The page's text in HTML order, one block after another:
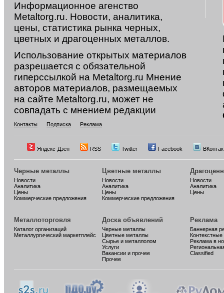
Информационное агенство
Metaltorg.ru. Новости, аналитика,
цены, статистика рынка черных,
цветных и драгоценных металлов.
Использование открытых материалов
разрешается с обязательной
гиперссылкой на Metaltorg.ru Мнение
авторов материалов, размещаемых
на сайте Metaltorg.ru, может не
совпадать с мнением редакции
Контакты Подписка Реклама
Яндекс-Дзен RSS Twitter Facebook
Черные металлы
Новости
Аналитика
Цены
Коммерческие предложения
Цветные металлы
Новости
Аналитика
Цены
Коммерческие предложения
Новости
Аналитика
Цены
Металлоторговля
Каталог организаций
Металлургический маркетплейс
Доска объявлений
Черные металлы
Цветные металлы
Сырье и металлолом
Услуги
Вакансии и прочее
Прочее
Реклама
Баннерная
Реклама в
Classified